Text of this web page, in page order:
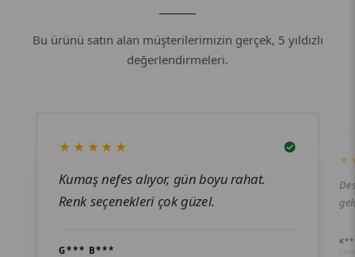
Bu ürünü satın alan müşterilerimizin gerçek, 5 yıldızlı
değerlendirmeleri.
★★★★★
Kumaş nefes alıyor, gün boyu rahat.
Renk seçenekleri çok güzel.
G*** B***